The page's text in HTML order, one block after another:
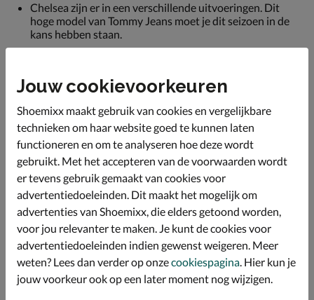
Chelsea zijn er in een verschillende uitvoeringen. Dit
hoge model van Tommy Jeans moet je dit seizoen in de
kans hebben staan.
voor een aansluitende pasvorm.
Gevoerd met imitatieleer.
Voorzien van een leren voetbed wat met het ademend
vermogen bevorderend is voor het voetklimaat. Het
voetbed biedt ook lichte demping tijdens het lopen.
Afgewerkt met een chunky profielzool voor een stoere
Specificaties
Over Tommy Jeans
Jouw cookievoorkeuren
Shoemixx maakt gebruik van cookies en vergelijkbare
technieken om haar website goed te kunnen laten
functioneren en om te analyseren hoe deze wordt
gebruikt. Met het accepteren van de voorwaarden wordt
er tevens gebruik gemaakt van cookies voor
advertentiedoeleinden. Dit maakt het mogelijk om
advertenties van Shoemixx, die elders getoond worden,
voor jou relevanter te maken. Je kunt de cookies voor
advertentiedoeleinden indien gewenst weigeren. Meer
weten? Lees dan verder op onzecookiespagina . Hier kun je
jouw voorkeur ook op een later moment nog wijzigen.